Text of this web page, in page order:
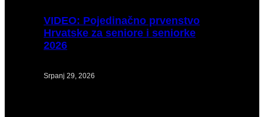
VIDEO: Pojedinačno prvenstvo
Hrvatske za seniore i seniorke
2026
Srpanj 29, 2026